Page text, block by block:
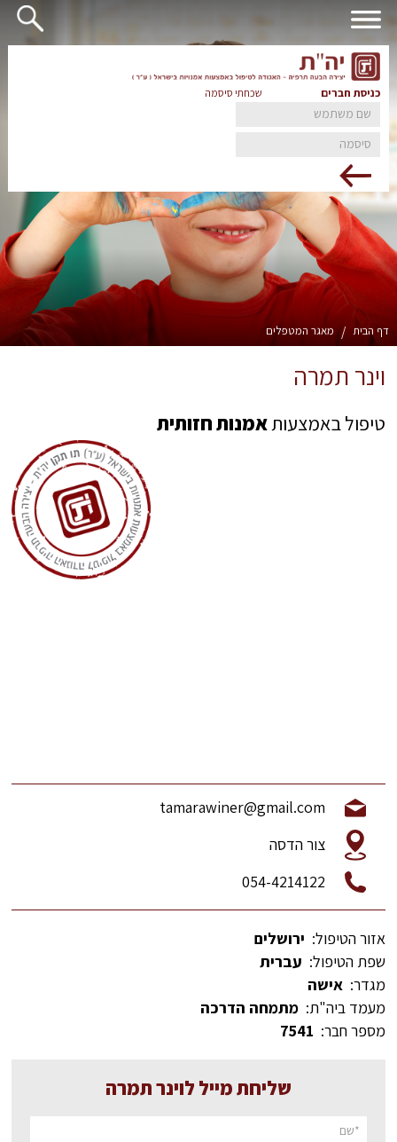
כניסת חברים שכחתי סיסמה
דף הבית / מאגר המטפלים
וינר תמרה
טיפול באמצעותאמנות חזותית
tamarawiner@gmail.com
צור הדסה
054-4214122
אזור הטיפול: ירושלים
שפת הטיפול: עברית
מגדר: אישה
מעמד ביה"ת: מתמחה הדרכה
מספר חבר: 7541
שליחת מייל לוינר תמרה